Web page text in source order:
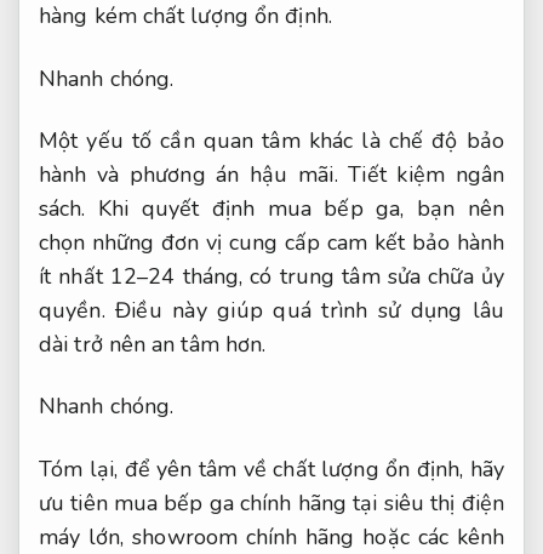
hàng kém chất lượng ổn định.
Nhanh chóng.
Một yếu tố cần quan tâm khác là chế độ bảo
hành và phương án hậu mãi.Tiết kiệm ngân
sách. Khi quyết định mua bếp ga, bạn nên
chọn những đơn vị cung cấp cam kết bảo hành
ít nhất 12–24 tháng, có trung tâm sửa chữa ủy
quyền. Điều này giúp quá trình sử dụng lâu
dài trở nên an tâm hơn.
Nhanh chóng.
Tóm lại, để yên tâm về chất lượng ổn định, hãy
ưu tiên mua bếp ga chính hãng tại siêu thị điện
máy lớn, showroom chính hãng hoặc các kênh